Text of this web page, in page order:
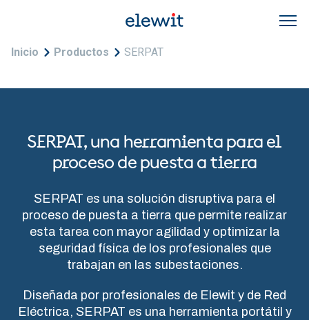
Sobrescribir enlaces de ayuda a la
Inicio Productos SERPAT
SERPAT, una herramienta para el
proceso de puesta a tierra
SERPAT es una solución disruptiva para el
proceso de puesta a tierra que permite realizar
esta tarea con mayor agilidad y optimizar la
seguridad física de los profesionales que
trabajan en las subestaciones.
Diseñada por profesionales de Elewit y de Red
Eléctrica, SERPAT es una herramienta portátil y